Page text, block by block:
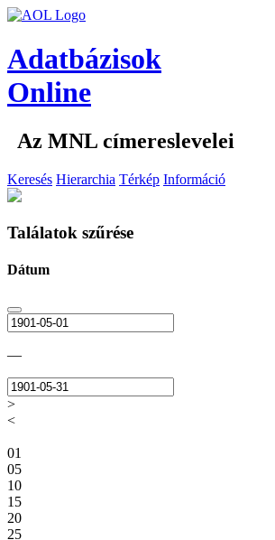
Adatbázisok
Online
Az MNL címereslevelei
Keresés Hierarchia Térkép Információ
Találatok szűrése
Dátum
—
>
<
01
05
10
15
20
25